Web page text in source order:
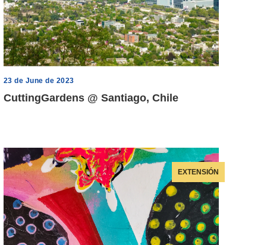
23 de June de 2023
CuttingGardens @ Santiago, Chile
EXTENSIÓN